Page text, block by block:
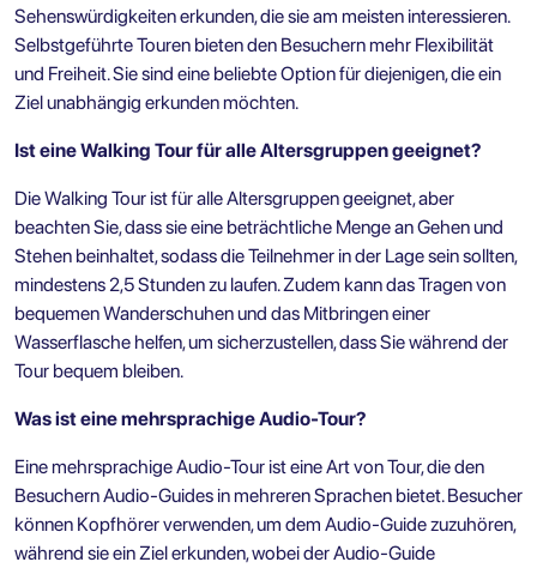
Sehenswürdigkeiten erkunden, die sie am meisten interessieren.
Selbstgeführte Touren bieten den Besuchern mehr Flexibilität
und Freiheit. Sie sind eine beliebte Option für diejenigen, die ein
Ziel unabhängig erkunden möchten.
Ist eine Walking Tour für alle Altersgruppen geeignet?
Die Walking Tour ist für alle Altersgruppen geeignet, aber
beachten Sie, dass sie eine beträchtliche Menge an Gehen und
Stehen beinhaltet, sodass die Teilnehmer in der Lage sein sollten,
mindestens 2,5 Stunden zu laufen. Zudem kann das Tragen von
bequemen Wanderschuhen und das Mitbringen einer
Wasserflasche helfen, um sicherzustellen, dass Sie während der
Tour bequem bleiben.
Was ist eine mehrsprachige Audio-Tour?
Eine mehrsprachige Audio-Tour ist eine Art von Tour, die den
Besuchern Audio-Guides in mehreren Sprachen bietet. Besucher
können Kopfhörer verwenden, um dem Audio-Guide zuzuhören,
während sie ein Ziel erkunden, wobei der Audio-Guide